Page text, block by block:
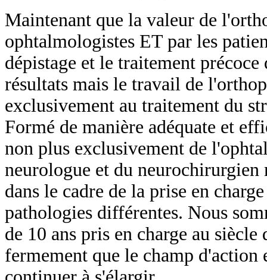
Maintenant que la valeur de
ophtalmologistes ET par les
dépistage et le traitement
résultats mais le travail de
exclusivement au traitement du
Formé de manière adéquate et
non plus exclusivement de
neurologue et du
dans le cadre de la prise en
pathologies différentes. Nous
de 10 ans pris en charge au
fermement que le champ d'action